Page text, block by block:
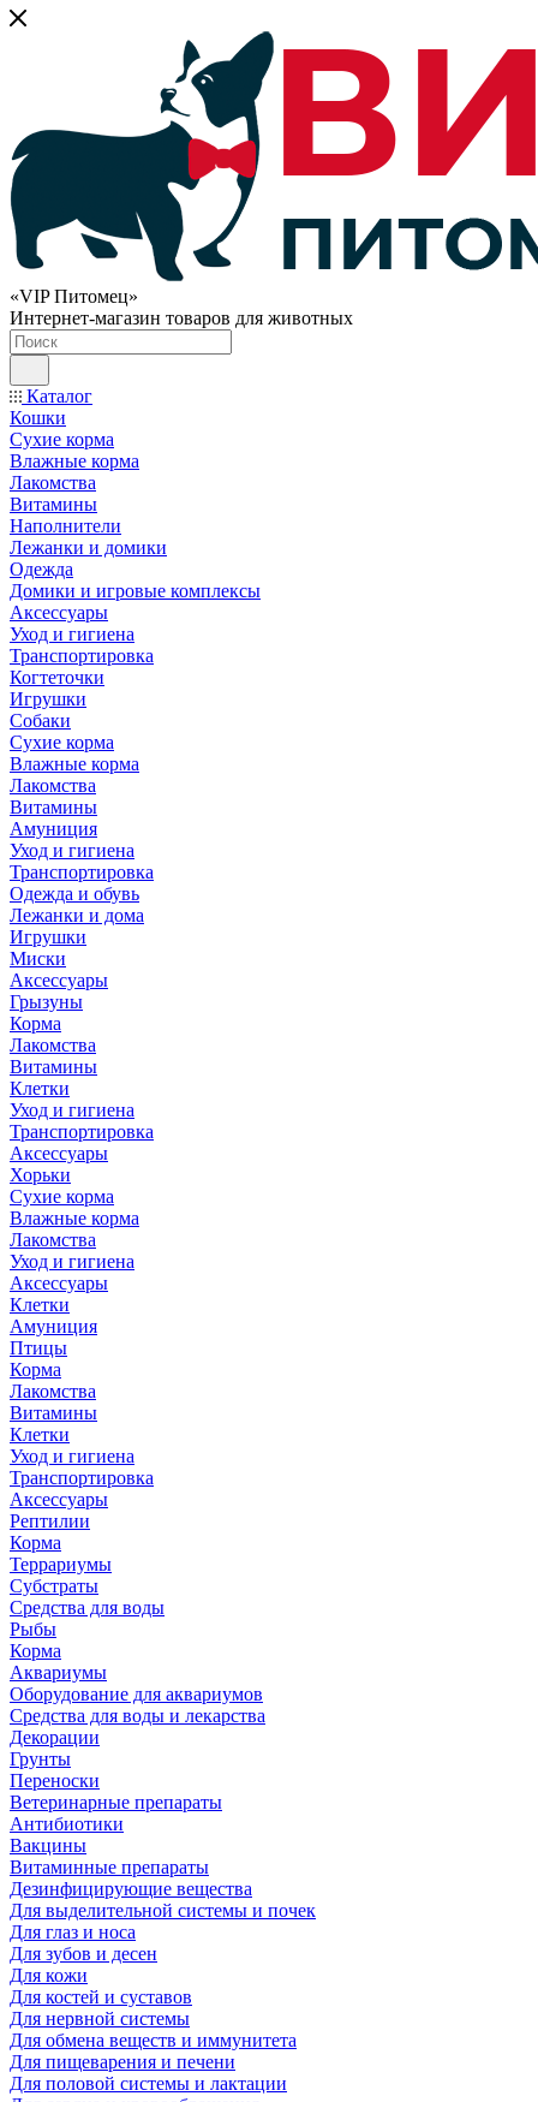
«VIP Питомец»
Интернет-магазин товаров для животных
Каталог
Кошки
Сухие корма
Влажные корма
Лакомства
Витамины
Наполнители
Лежанки и домики
Одежда
Домики и игровые комплексы
Аксессуары
Уход и гигиена
Транспортировка
Когтеточки
Игрушки
Собаки
Сухие корма
Влажные корма
Лакомства
Витамины
Амуниция
Уход и гигиена
Транспортировка
Одежда и обувь
Лежанки и дома
Игрушки
Миски
Аксессуары
Грызуны
Корма
Лакомства
Витамины
Клетки
Уход и гигиена
Транспортировка
Аксессуары
Хорьки
Сухие корма
Влажные корма
Лакомства
Уход и гигиена
Аксессуары
Клетки
Амуниция
Птицы
Корма
Лакомства
Витамины
Клетки
Уход и гигиена
Транспортировка
Аксессуары
Рептилии
Корма
Террариумы
Субстраты
Средства для воды
Рыбы
Корма
Аквариумы
Оборудование для аквариумов
Средства для воды и лекарства
Декорации
Грунты
Переноски
Ветеринарные препараты
Антибиотики
Вакцины
Витаминные препараты
Дезинфицирующие вещества
Для выделительной системы и почек
Для глаз и носа
Для зубов и десен
Для кожи
Для костей и суставов
Для нервной системы
Для обмена веществ и иммунитета
Для пищеварения и печени
Для половой системы и лактации